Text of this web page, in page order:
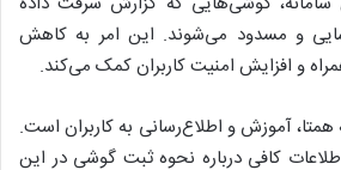
و مسدود می‌شوند. این امر به کاهش
و افزایش امنیت کاربران کمک می‌کند.
آموزش و اطلاع‌رسانی به کاربران است.
کافی درباره نحوه ثبت گوشی در این